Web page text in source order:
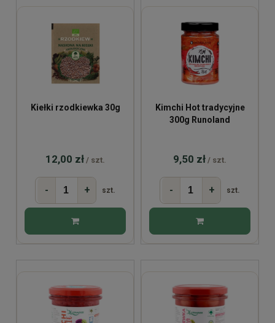
Kiełki rzodkiewka 30g
12,00 zł / szt.
- + szt.
Kimchi Hot tradycyjne
300g Runoland
9,50 zł / szt.
- + szt.